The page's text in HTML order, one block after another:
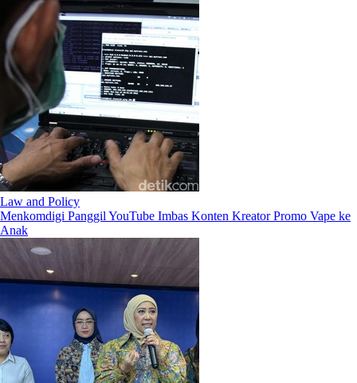
Law and Policy
Menkomdigi Panggil YouTube Imbas Konten Kreator Promo Vape ke
Anak